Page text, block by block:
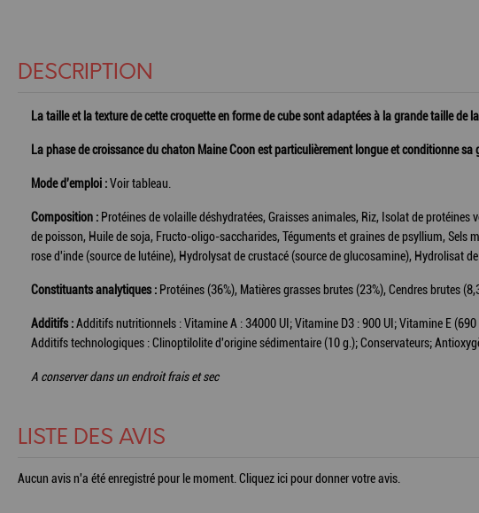
DESCRIPTION
La taille et la texture de cette croquette en forme de cube sont adaptées à la grande taille
La phase de croissance du chaton Maine Coon est particulièrement longue et conditionne
Mode d'emploi :Voir tableau.
Composition : Protéines de volaille déshydratées, Graisses animales, Riz, Isolat de
de poisson, Huile de soja, Fructo-oligo-saccharides, Téguments et graines de psyllium,
rose d'inde (source de lutéine), Hydrolysat de crustacé (source de glucosamine), Hydrolisat
Constituants analytiques : Protéines (36%), Matières grasses brutes (23%), Cendres brutes
Additifs :Additifs nutritionnels : Vitamine A : 34000 UI; Vitamine D3 : 900 UI; Vitamine E
Additifs technologiques : Clinoptilolite d'origine sédimentaire (10 g.); Conservateurs;
A conserver dans un endroit frais et sec
LISTE DES AVIS
Aucun avis n'a été enregistré pour le moment. Cliquez ici pour donner votre avis.